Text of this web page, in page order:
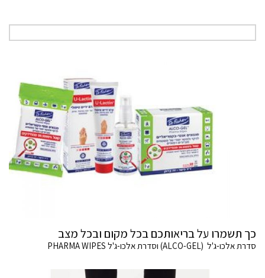
כך תשמרו על בריאותכם בכל מקום ובכל מצב
סדרת אלכו-ג'ל (ALCO-GEL) וסדרת אלכו-ג'ל PHARMA WIPES